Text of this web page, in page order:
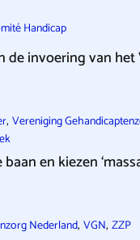
Handicap
de invoering van
, Vereniging
en kiezen
Nederland, VGN, ZZP